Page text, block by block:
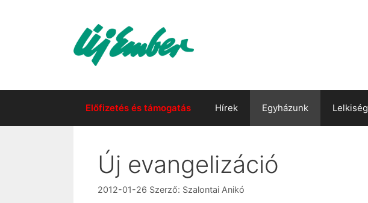
Előfizetés és támogatás Hírek Egyházunk Lelkiség
Új evangelizáció
2012-01-26 Szerző: Szalontai Anikó